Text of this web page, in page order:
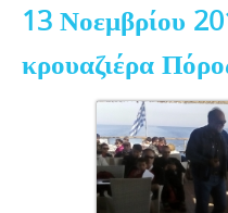
13 Νοεμβρίου
κρουαζιέρα